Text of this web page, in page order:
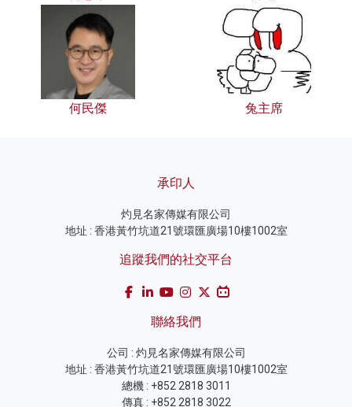
何民傑 兔主席
承印人
灼見名家傳媒有限公司
地址 : 香港黃竹坑道21號環匯廣場10樓1002室
追蹤我們的社交平台
聯絡我們
公司 : 灼見名家傳媒有限公司
地址 : 香港黃竹坑道21號環匯廣場10樓1002室
總機 : +852 2818 3011
傳真 : +852 2818 3022